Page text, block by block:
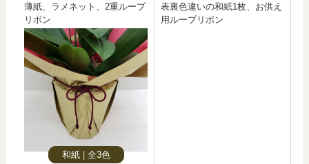
薄紙、ラメネット、2重ループ
リボン
和紙 全3色
表裏色違いの和紙1枚、お供え
用ループリボン